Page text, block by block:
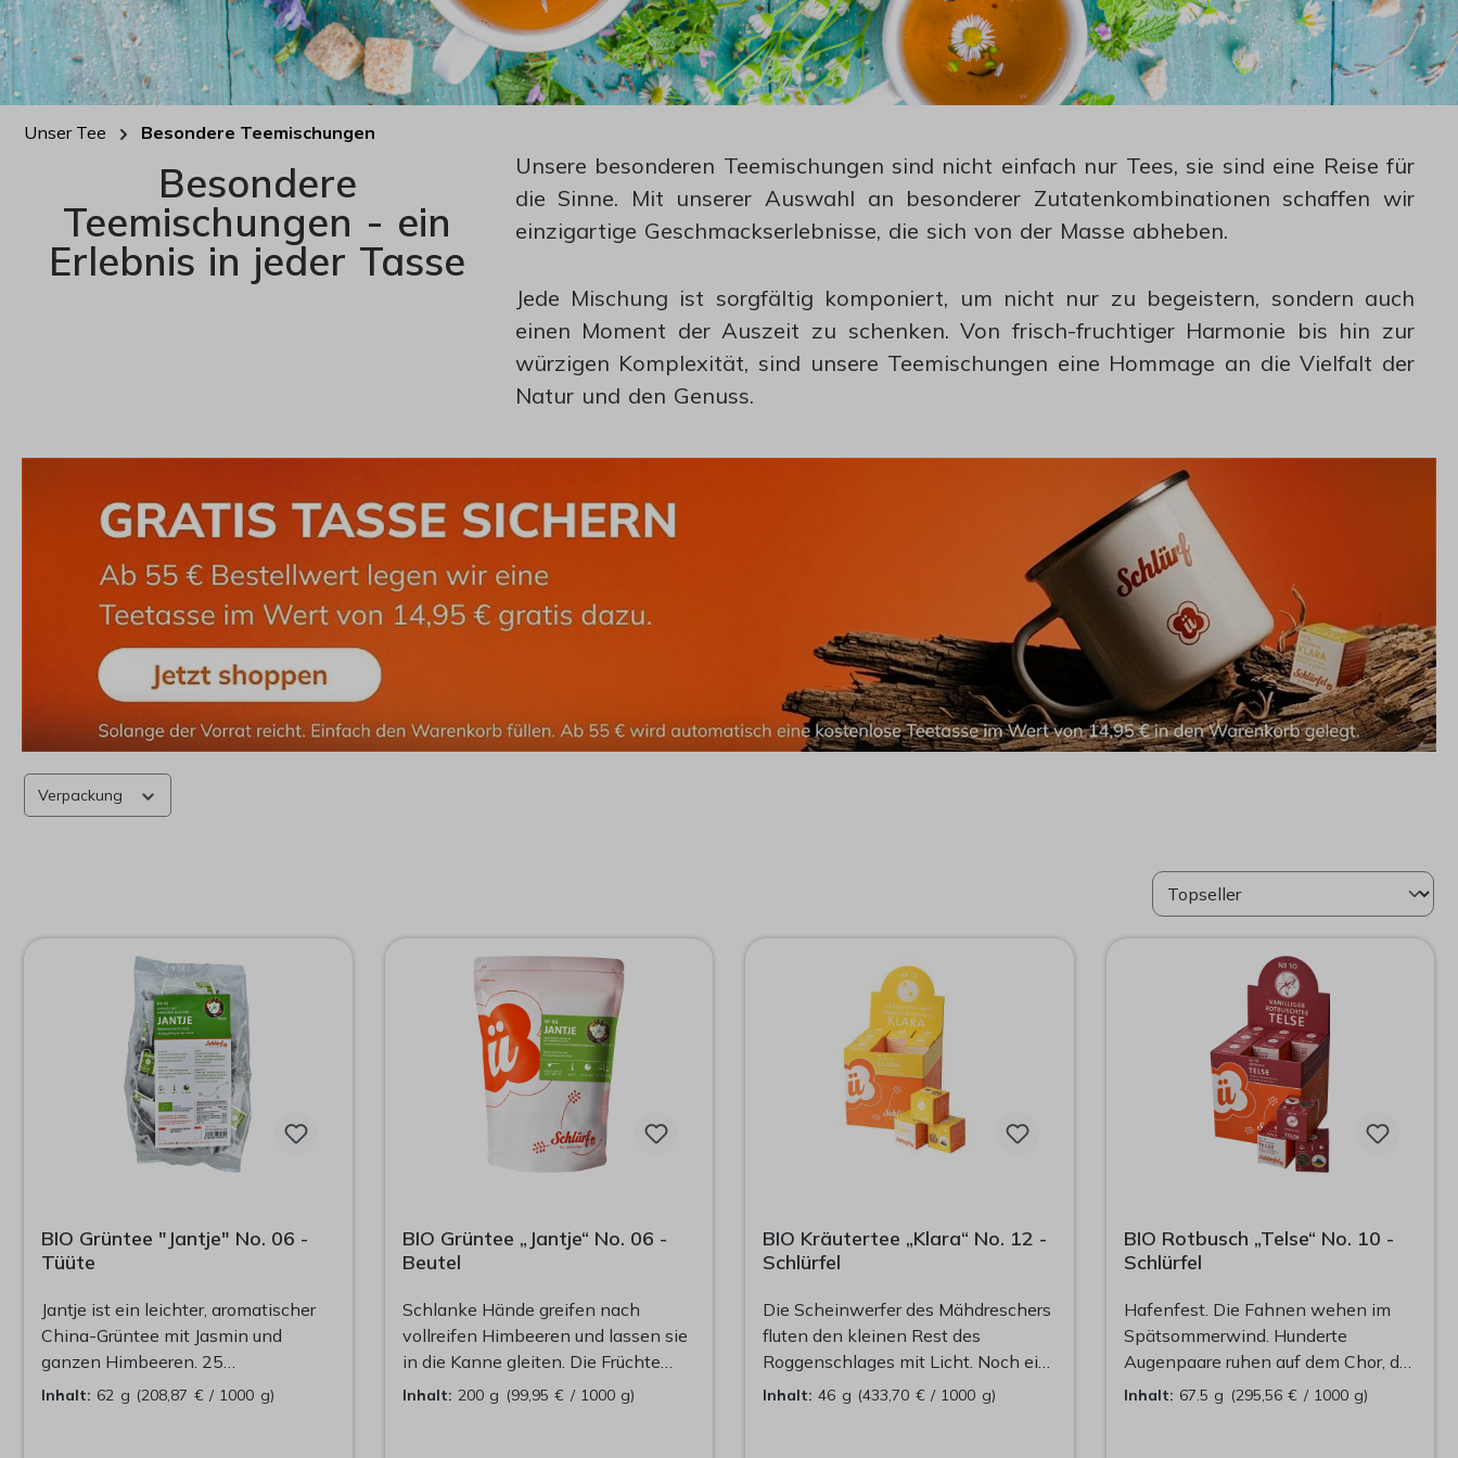
Unser Tee Besondere Teemischungen
Besondere
Teemischungen - ein
Erlebnis in jeder Tasse
Unsere besonderen Teemischungen sind nicht einfach nur Tees, sie sind eine Reise für
die Sinne. Mit unserer Auswahl an besonderer Zutatenkombinationen schaffen wir
einzigartige Geschmackserlebnisse, die sich von der Masse abheben.
Jede Mischung ist sorgfältig komponiert, um nicht nur zu begeistern, sondern auch
einen Moment der Auszeit zu schenken. Von frisch-fruchtiger Harmonie bis hin zur
würzigen Komplexität, sind unsere Teemischungen eine Hommage an die Vielfalt der
Natur und den Genuss.
Verpackung
BIO Grüntee "Jantje" No. 06 -
Tüüte
Jantje ist ein leichter, aromatischer
China-Grüntee mit Jasmin und
ganzen Himbeeren. 25
Pyramidenbeutel im Refillbeutel zu
Inhalt: 62 g (208,87 € / 1000 g)
BIO Grüntee „Jantje“ No. 06 -
Beutel
Schlanke Hände greifen nach
vollreifen Himbeeren und lassen sie
in die Kanne gleiten. Die Früchte
fallen weich auf Jasminteeblätter
Inhalt: 200 g (99,95 € / 1000 g)
BIO Kräutertee „Klara“ No. 12 -
Schlürfel
Die Scheinwerfer des Mähdreschers
fluten den kleinen Rest des
Roggenschlages mit Licht. Noch ein
paar Meter, dann ist es geschafft.
Inhalt:46 g (433,70 € / 1000 g)
BIO Rotbusch „Telse“ No. 10 -
Schlürfel
Hafenfest. Die Fahnen wehen im
Spätsommerwind. Hunderte
Augenpaare ruhen auf dem Chor, der
die letzte Strophe intoniert. Gleich
Inhalt: 67.5 g (295,56 € / 1000 g)